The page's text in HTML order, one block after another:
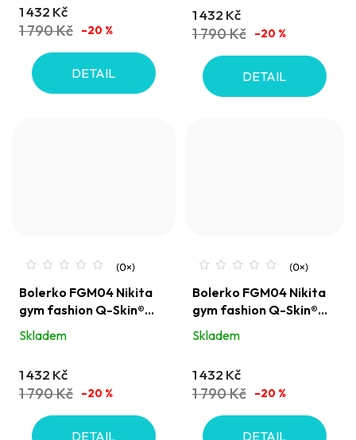
z
5
hvězdiček.
1 432 Kč
1 790 Kč –20 %
DETAIL
1 432 Kč
1 790 Kč –20 %
DETAIL
Bolerko FGM04 Nikita
gym fashion Q-Skin®
černé
Skladem
1 432 Kč
1 790 Kč –20 %
DETAIL
Bolerko FGM04 Nikita
gym fashion Q-Skin®
fialové Glicine
Skladem
1 432 Kč
1 790 Kč –20 %
DETAIL